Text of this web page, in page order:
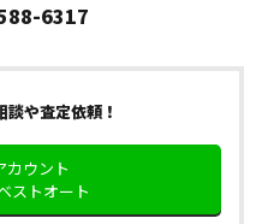
6317
や査定依頼！
カウント
ストオート